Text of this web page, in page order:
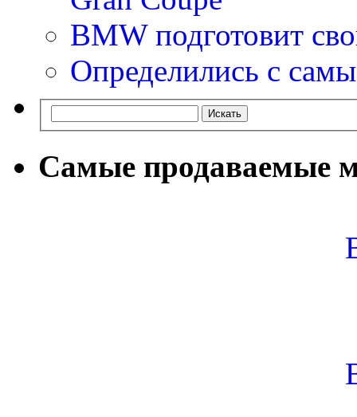
BMW подготовит
Определились с
Самые продаваемые